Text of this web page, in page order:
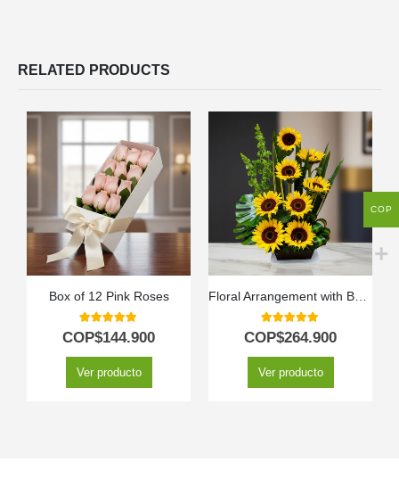
RELATED PRODUCTS
Box of 12 Pink Roses
5.00out of 5
COP$144.900
Ver producto
Floral Arrangement with Bengal Sunflowers
5.00out of 5
COP$264.900
Ver producto
COP